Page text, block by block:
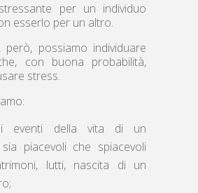
per un individuo
esserlo per un altro.
però, possiamo individuare
con buona probabilità,
stress.
eventi della vita di un
sia piacevoli che spiacevoli
lutti, nascita di un